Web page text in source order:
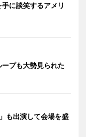
に談笑するアメリ
プも大勢見られた
も出演して会場を盛